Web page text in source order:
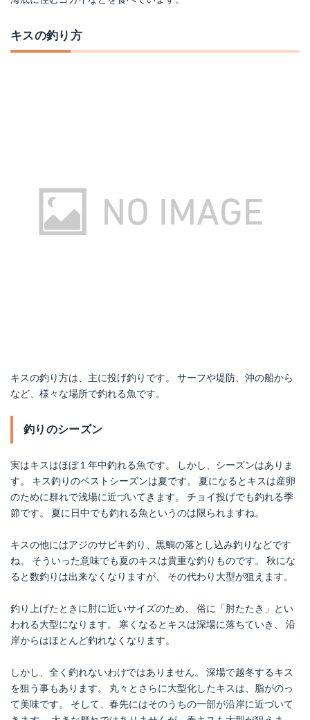
キスの釣り方
キスの釣り方は、主に投げ釣りです。 サーフや堤防、沖の船から
など、様々な場所で釣れる魚です。
釣りのシーズン
実はキスはほぼ１年中釣れる魚です。 しかし、シーズンはありま
す。 キス釣りのベストシーズンは夏です。 夏になるとキスは産卵
のために群れで浅場に近づいてきます。 チョイ投げでも釣れる季
節です。 夏に日中でも釣れる魚というのは限られますね。
キスの他にはアジのサビキ釣り、黒鯛の落とし込み釣りなどです
ね。 そういった意味でも夏のキスは貴重な釣りものです。 秋にな
ると数釣りは出来なくなりますが、 その代わり大型が狙えます。
釣り上げたときに肘に近いサイズのため、 俗に「肘たたき」とい
われる大型になります。 寒くなるとキスは深場に落ちていき、 沿
岸からはほとんど釣れなくなります。
しかし、全く釣れないわけではありません。 深場で越冬するキス
を狙う事もあります。 丸々とさらに大型化したキスは、脂がのっ
て美味です。 そして、春先にはそのうちの一部が沿岸に近づいて